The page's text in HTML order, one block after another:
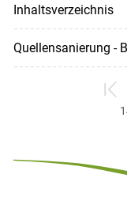
Inhaltsverzeichnis
Quellensanierung -
zum